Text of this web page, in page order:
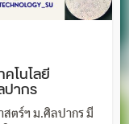
โนโลยี
ากร
สตร์ฯ ม.ศิลปากร มี